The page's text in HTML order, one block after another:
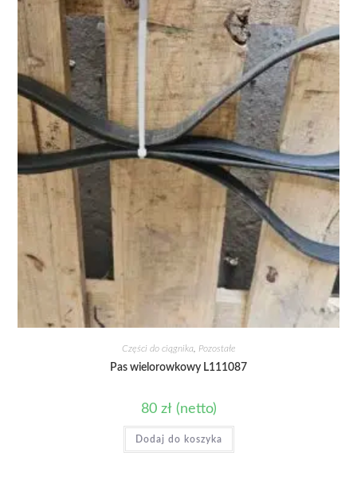
Części do ciągnika, Pozostałe
Pas wielorowkowy L111087
80 zł (netto)
Dodaj do koszyka